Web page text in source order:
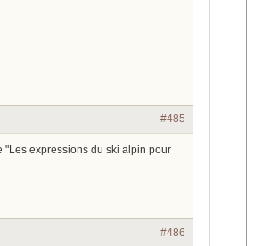
#485
"Les expressions du ski alpin pour
#486